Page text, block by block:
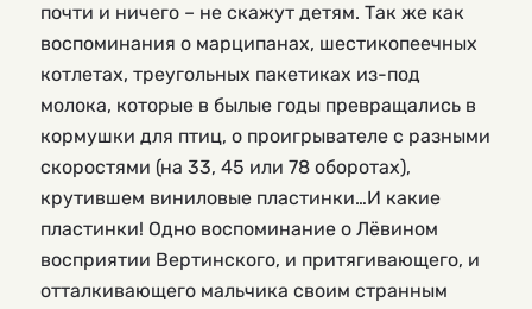
почти и ничего – не скажут детям. Так же как
воспоминания о марципанах, шестикопеечных
котлетах, треугольных пакетиках из-под
молока, которые в былые годы превращались в
кормушки для птиц, о проигрывателе с разными
скоростями (на 33, 45 или 78 оборотах),
крутившем виниловые пластинки…И какие
пластинки! Одно воспоминание о Лёвином
восприятии Вертинского, и притягивающего, и
отталкивающего мальчика своим странным